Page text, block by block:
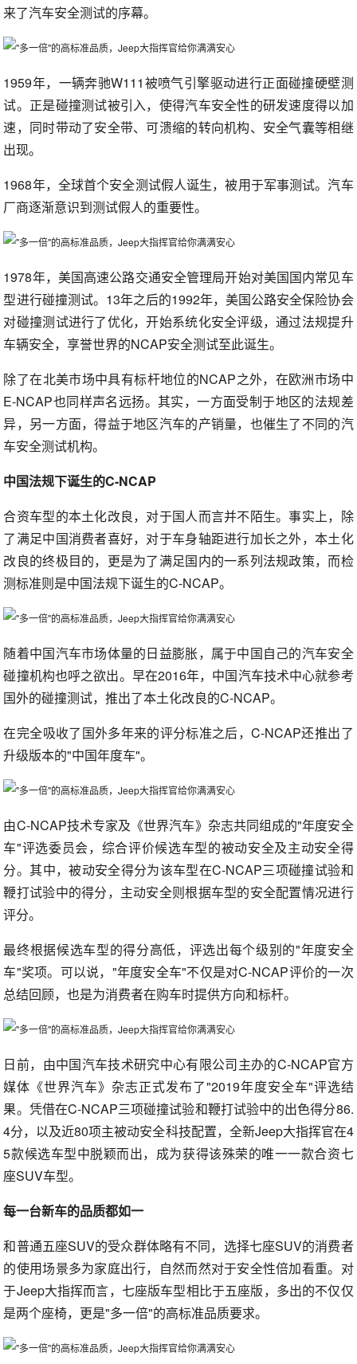
来了汽车安全测试的序幕。
1959年，一辆奔驰W111被喷气引擎驱动进行正面碰撞硬壁测
试。正是碰撞测试被引入，使得汽车安全性的研发速度得以加
速，同时带动了安全带、可溃缩的转向机构、安全气囊等相继
出现。
1968年，全球首个安全测试假人诞生，被用于军事测试。汽车
厂商逐渐意识到测试假人的重要性。
1978年，美国高速公路交通安全管理局开始对美国国内常见车
型进行碰撞测试。13年之后的1992年，美国公路安全保险协会
对碰撞测试进行了优化，开始系统化安全评级，通过法规提升
车辆安全，享誉世界的NCAP安全测试至此诞生。
除了在北美市场中具有标杆地位的NCAP之外，在欧洲市场中
E-NCAP也同样声名远扬。其实，一方面受制于地区的法规差
异，另一方面，得益于地区汽车的产销量，也催生了不同的汽
车安全测试机构。
中国法规下诞生的C-NCAP
合资车型的本土化改良，对于国人而言并不陌生。事实上，除
了满足中国消费者喜好，对于车身轴距进行加长之外，本土化
改良的终极目的，更是为了满足国内的一系列法规政策，而检
测标准则是中国法规下诞生的C-NCAP。
随着中国汽车市场体量的日益膨胀，属于中国自己的汽车安全
碰撞机构也呼之欲出。早在2016年，中国汽车技术中心就参考
国外的碰撞测试，推出了本土化改良的C-NCAP。
在完全吸收了国外多年来的评分标准之后，C-NCAP还推出了
升级版本的"中国年度车"。
由C-NCAP技术专家及《世界汽车》杂志共同组成的"年度安全
车"评选委员会，综合评价候选车型的被动安全及主动安全得
分。其中，被动安全得分为该车型在C-NCAP三项碰撞试验和
鞭打试验中的得分，主动安全则根据车型的安全配置情况进行
评分。
最终根据候选车型的得分高低，评选出每个级别的"年度安全
车"奖项。可以说，"年度安全车"不仅是对C-NCAP评价的一次
总结回顾，也是为消费者在购车时提供方向和标杆。
日前，由中国汽车技术研究中心有限公司主办的C-NCAP官方
媒体《世界汽车》杂志正式发布了"2019年度安全车"评选结
果。凭借在C-NCAP三项碰撞试验和鞭打试验中的出色得分86.
4分，以及近80项主被动安全科技配置，全新Jeep大指挥官在4
5款候选车型中脱颖而出，成为获得该殊荣的唯一一款合资七
座SUV车型。
每一台新车的品质都如一
和普通五座SUV的受众群体略有不同，选择七座SUV的消费者
的使用场景多为家庭出行，自然而然对于安全性倍加看重。对
于Jeep大指挥而言，七座版车型相比于五座版，多出的不仅仅
是两个座椅，更是"多一倍"的高标准品质要求。